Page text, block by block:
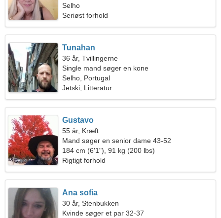
Selho
Seriøst forhold
Tunahan
36 år, Tvillingerne
Single mand søger en kone
Selho, Portugal
Jetski, Litteratur
Gustavo
55 år, Kræft
Mand søger en senior dame 43-52
184 cm (6'1"), 91 kg (200 lbs)
Rigtigt forhold
Ana sofia
30 år, Stenbukken
Kvinde søger et par 32-37